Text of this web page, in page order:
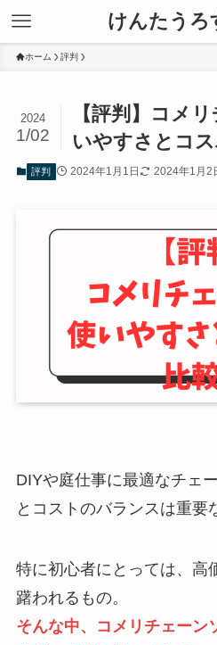
けんたうろ
ホーム 評判
【評判】コメ
いやすさとコス
2024
1/02
評判 2024年1月1日 2024年1月2
DIYや庭仕事に最適なチェ
とコストのバランスは重要
特に初心者にとっては、高
躇われるもの。
そんな中、コメリチェーン